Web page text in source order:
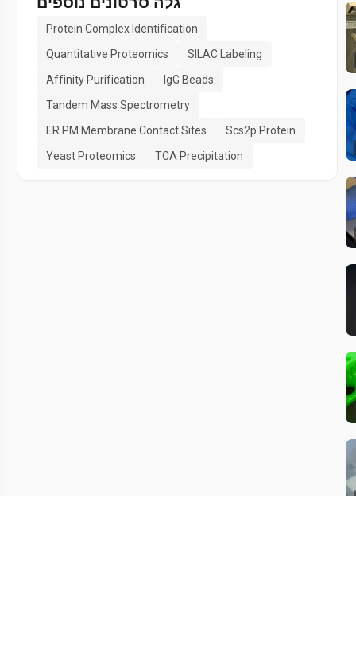
Protein Complex Identification
Quantitative Proteomics
SILAC Labeling
Affinity Purification
IgG Beads
Tandem Mass Spectrometry
ER PM Membrane Contact Sites
Scs2p Protein
Yeast Proteomics
TCA Precipitation